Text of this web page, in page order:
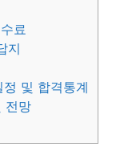
료
지
및 합격통계
전망